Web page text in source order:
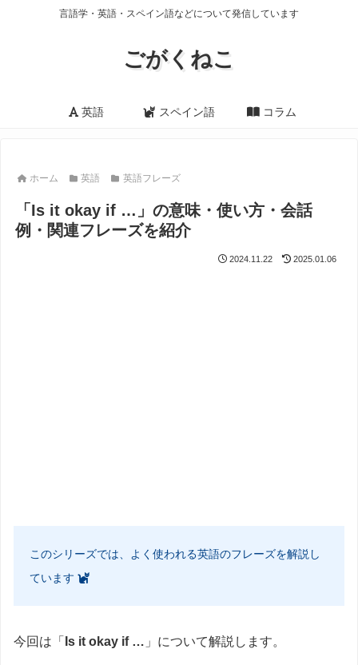
言語学・英語・スペイン語などについて発信しています
ごがくねこ
英語 スペイン語 コラム
ホーム 英語 英語フレーズ
「Is it okay if …」の意味・使い方・会話
例・関連フレーズを紹介
2024.11.22 2025.01.06
このシリーズでは、よく使われる英語のフレーズを解説し
ています
今回は「 Is it okay if … 」について解説します。